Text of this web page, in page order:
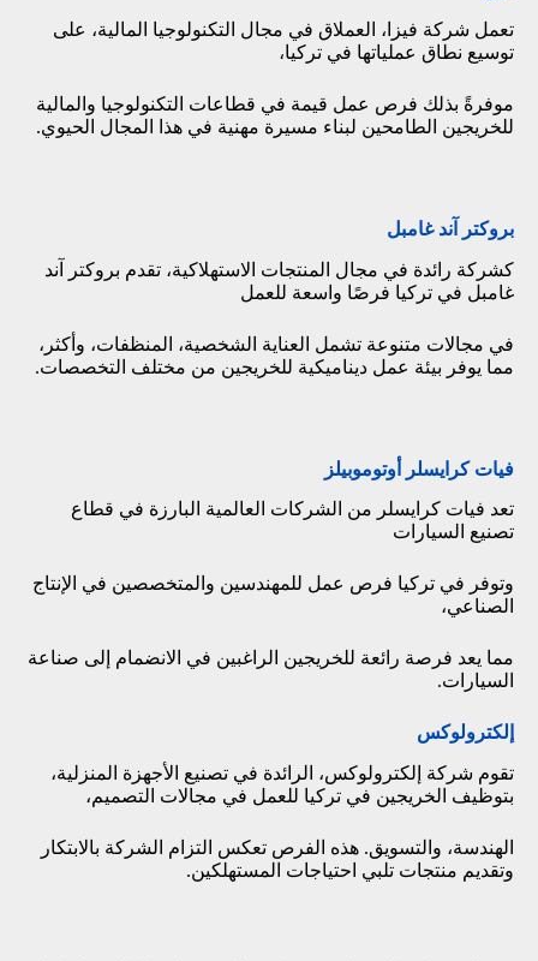
تعمل شركة فيزا، العملاق في مجال التكنولوجيا المالية، على
توسيع نطاق عملياتها في تركيا،
موفرةً بذلك فرص عمل قيمة في قطاعات التكنولوجيا والمالية
للخريجين الطامحين لبناء مسيرة مهنية في هذا المجال الحيوي.
بروكتر آند غامبل
كشركة رائدة في مجال المنتجات الاستهلاكية، تقدم بروكتر آند
غامبل في تركيا فرصًا واسعة للعمل
في مجالات متنوعة تشمل العناية الشخصية، المنظفات، وأكثر،
مما يوفر بيئة عمل ديناميكية للخريجين من مختلف التخصصات.
فيات كرايسلر أوتوموبيلز
تعد فيات كرايسلر من الشركات العالمية البارزة في قطاع
تصنيع السيارات
وتوفر في تركيا فرص عمل للمهندسين والمتخصصين في الإنتاج
الصناعي،
مما يعد فرصة رائعة للخريجين الراغبين في الانضمام إلى صناعة
السيارات.
إلكترولوكس
تقوم شركة إلكترولوكس، الرائدة في تصنيع الأجهزة المنزلية،
بتوظيف الخريجين في تركيا للعمل في مجالات التصميم،
الهندسة، والتسويق. هذه الفرص تعكس التزام الشركة بالابتكار
وتقديم منتجات تلبي احتياجات المستهلكين.